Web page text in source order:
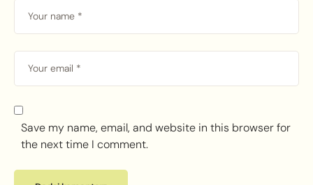
Save my name, email, and website in this browser for
the next time I comment.